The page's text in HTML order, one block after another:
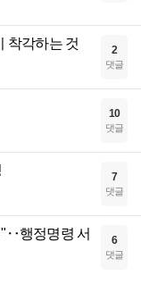
착각하는 것 2
댓글
10
댓글
7
댓글
"‥행정명령 서
6
댓글